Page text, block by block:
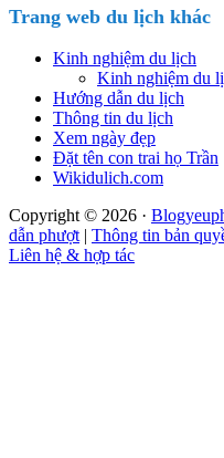
Trang web du lịch khác
Kinh nghiệm du lịch
Kinh nghiệm du
Hướng dẫn du lịch
Thông tin du lịch
Xem ngày đẹp
Đặt tên con trai họ Trần
Wikidulich.com
Copyright © 2026 ·
dẫn phượt | Thông tin bản
Liên hệ & hợp tác